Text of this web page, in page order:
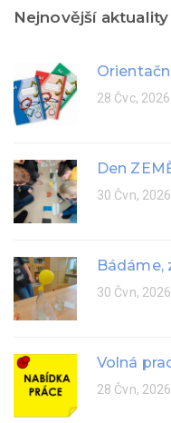
Nejnovější aktuality
28 Čvc, 2026
Den
30 Čvn, 2026
Bádáme,
30 Čvn, 2026
Volná
28 Čvn, 2026